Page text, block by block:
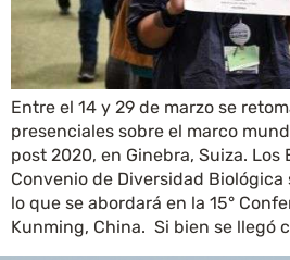
Entre el 14 y 29 de marzo se
presenciales sobre el marco
post 2020, en Ginebra, Suiza. Los
Convenio de Diversidad
lo que se abordará en la 15°
Kunming, China. Si bien se llegó